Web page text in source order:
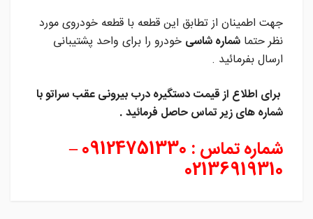
جهت اطمینان از تطابق این قطعه با قطعه خودروی مورد
نظر حتما شماره شاسی خودرو را برای واحد پشتیبانی
ارسال بفرمائید .
برای اطلاع از قیمت دستگیره درب بیرونی عقب سراتوبا
شماره های زیر تماس حاصل فرمائید .
شماره تماس : 09124751330 –
02136919310